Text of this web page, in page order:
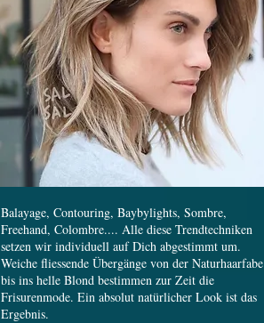
Balayage, Contouring, Baybylights, Sombre,
Freehand, Colombre.... Alle diese Trendtechniken
setzen wir individuell auf Dich abgestimmt um.
Weiche fliessende Übergänge von der Naturhaarfabe
bis ins helle Blond bestimmen zur Zeit die
Frisurenmode. Ein absolut natürlicher Look ist das
Ergebnis.